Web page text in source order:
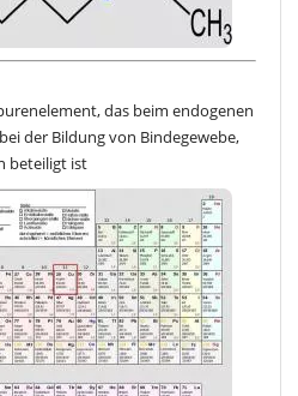
das beim endogenen
der Bildung von Bindegewebe,
beteiligt ist